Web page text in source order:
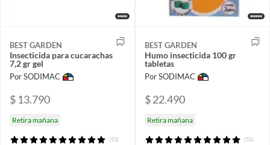
BEST GARDEN
Insecticida para cucarachas
7,2 gr gel
Por SODIMAC
$ 13.790
Retira mañana
(53)
BEST GARDEN
Humo insecticida 100 gr
tabletas
Por SODIMAC
$ 22.490
Retira mañana
(52)